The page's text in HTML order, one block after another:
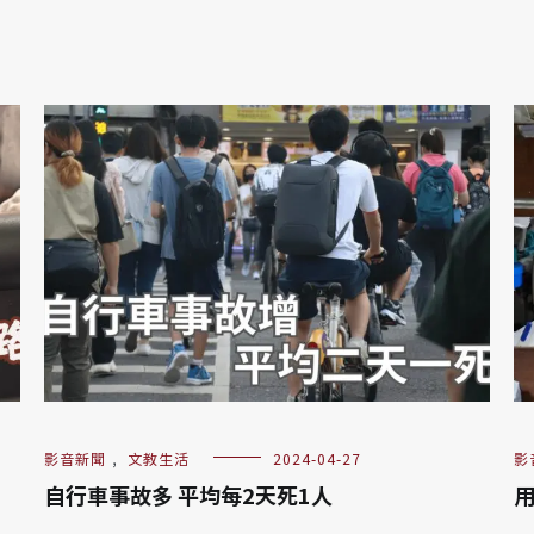
影音新聞 , 文教生活 2024-04-27
自行車事故多 平均每2天死1人
影